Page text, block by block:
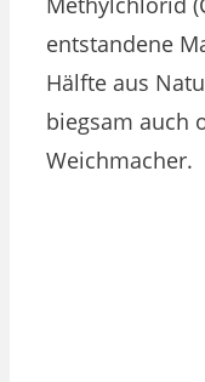
entstandene
Hälfte aus
biegsam auch
Weichmacher.